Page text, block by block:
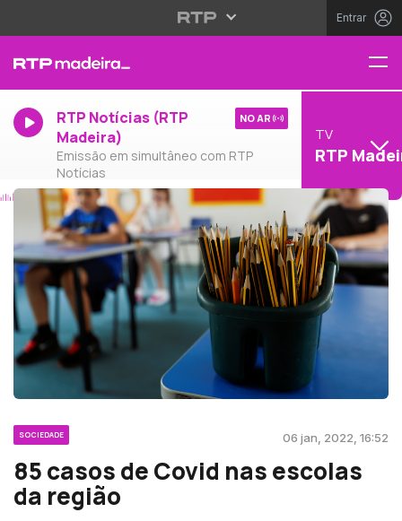
Entrar
RTP Notícias (RTP
Madeira)
Emissão em simultâneo com RTP
Notícias
NO AR
TV
RTP
SOCIEDADE 06 jan, 2022, 16:52
85 casos de Covid nas escolas
da região